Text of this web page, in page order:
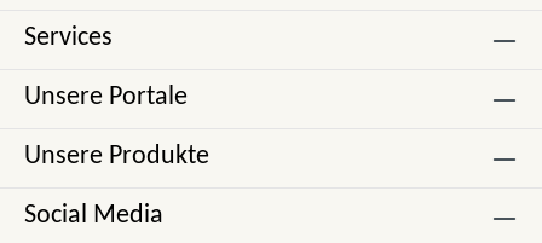
Services
Unsere Portale
Unsere Produkte
Social Media